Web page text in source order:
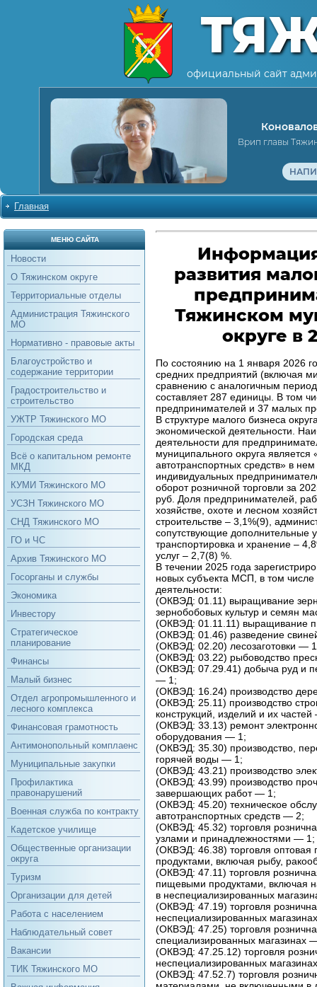
официальный сайт
Врип главы
Главная
МЕНЮ САЙТА
Новости
О Тяжинском округе
Территориальные отделы
Администрация Тяжинского
МО
Нормативно - правовые акты
Благоустройство и
содержание территории
Градостроительство и
строительство
УЖТР Тяжинского МО
Городская среда
Всё о капитальном ремонте
МКД
КУМИ Тяжинского МО
УСЗН Тяжинского МО
СНД Тяжинского МО
ГО и ЧС
Архив Тяжинского МО
Госорганы и службы
Экономика
Инвестору
Стратегическое
планирование
Финансы
Малый бизнес
Отдел агропромышленного и
лесного комплекса
Финансовая грамотность
Антимонопольный комплаенс
Муниципальные закупки
Профилактика
правонарушений
Военная служба по контракту
Кадетское училище
Общественные организации
округа
Туризм
Организации для детей
Работа с населением
Наблюдательный совет
Вакансии
ТИК Тяжинского МО
развития
Тяжинском
округе в
По состоянию на 1 января 2026
средних предприятий (включая
сравнению с аналогичным
составляет 287 единицы. В том
предпринимателей и 37 малых
В структуре малого бизнеса
экономической деятельности.
деятельности для
муниципального округа является
автотранспортных средств» в
индивидуальных
оборот розничной торговли за
руб. Доля предпринимателей,
хозяйстве, охоте и лесном
строительстве – 3,1%(9),
сопутствующие дополнительные
транспортировка и хранение –
услуг – 2,7(8) %.
В течении 2025 года
новых субъекта МСП, в том числе
деятельности:
(ОКВЭД: 01.11) выращивание
зернобобовых культур и семян
(ОКВЭД: 01.11.11) выращивание
(ОКВЭД: 01.46) разведение
(ОКВЭД: 02.20) лесозаготовки —
(ОКВЭД: 03.22) рыбоводство
(ОКВЭД: 07.29.41) добыча руд и
— 1;
(ОКВЭД: 16.24) производство
(ОКВЭД: 25.11) производство
конструкций, изделий и их
(ОКВЭД: 33.13) ремонт
оборудования — 1;
(ОКВЭД: 35.30) производство,
горячей воды — 1;
(ОКВЭД: 43.21) производство
(ОКВЭД: 43.99) производство
завершающих работ — 1;
(ОКВЭД: 45.20) техническое
автотранспортных средств — 2;
(ОКВЭД: 45.32) торговля
узлами и принадлежностями — 1;
(ОКВЭД: 46.38) торговля
продуктами, включая рыбу,
(ОКВЭД: 47.11) торговля
пищевыми продуктами, включая
в неспециализированных
(ОКВЭД: 47.19) торговля
неспециализированных
(ОКВЭД: 47.25) торговля
специализированных магазинах
(ОКВЭД: 47.25.12) торговля
неспециализированных
(ОКВЭД: 47.52.7) торговля